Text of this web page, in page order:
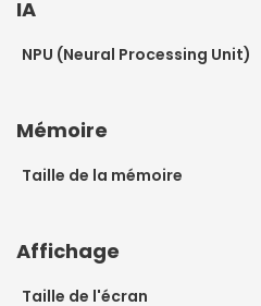
IA
NPU (Neural Processing Unit)
Mémoire
Taille de la mémoire
Affichage
Taille de l'écran